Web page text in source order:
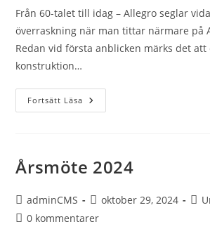
Från 60-talet till idag – Allegro seglar
överraskning när man tittar närmare på
Redan vid första anblicken märks det att
konstruktion…
Fortsätt Läsa En
Båt
För
Kvalitet
Årsmöte 2024
Inläggsförfattare:
adminCMS
Inlägget
publicerat:
oktober 29, 2024
Kommentarer
0 kommentarer